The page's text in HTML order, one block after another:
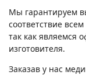
Мы гарантируем
соответствие
так как являемся
изготовителя.
Заказав у нас